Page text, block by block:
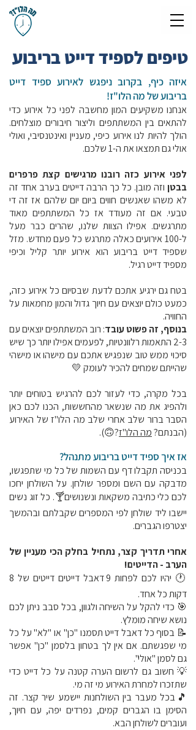
טיפים לספיד דייט בריבוע
איזה כיף, בקרוב ניפגש לאירוע ספיד דייט
בריבועשל מה הלו"ז!
אנחנו משקיעים המון מחשבה לפני כל אירוע כדי
להתאים בין המשתתפים וליצור חיבורים מוצלחים.
הולך להיות לנו אירוע כיפי, מעניין ואינטנסיבי, ואולי
אולי גם תמצאו את ה-1 שלכם.​
לפני אירוע כזה רובנו מרגישים קצת פרפרים
בבטן וזה מובן. כל כך הרבה דייטים בערב אחד זה
לא משהו שאנשים חווים ביום יום שלהם אז זה די
טבעי. אם זה מעודד אז כל המשתתפים מאוד
מתרגשים. אפילו הצוות שלנו, שהרים כבר מעל
ל-100 אירועים כאלה מתרגש כל פעם מחדש. מזל
שספיד דייט בריבוע הוא אירוע יותר קליל וכיפי
מספיד דייט רגיל.
בטח גם ירגיע אתכם לדעת שבסיום כל אירוע כזה,
כמעט כולם יוצאים עם חיוך גדול והמון מחמאות על
החוויה.
בנוסף, זה פשוט עובד: רוב המשתתפים יוצאים עם
2-3 התאמות רלוונטיות, לפעמים אפילו יותר כך שיש
סיכוי ממש טוב שנפגיש אתכם עם מישהו או מישהי
שהייתם שמחים להכיר לעומק 💛
בכל מקרה, כדי לעזור לכם להרגיש בטוחים יותר
ולהפיג את מה שנשאר מהחששות, הכנו לכם כאן
הסבר ברור שלב אחרי שלב מה הלו"ז של האירוע
(הבנתם?מה הלו"ז?🙃).
אז איך ספיד דייט בריבוע מתנהל?
בכניסה תקבלו דף עם השמות של כל מי שתפגשו,
מדבקה עם השם ומספר שולחן. על השולחן יחכו
לכם כלי כתיבה משקאות ונשנושים🍸. כל זוג נשים
יישבו ליד שולחן לפי המספרים שקבלתם ובהמשך
יצטרפו הגברים.
אחרי תדריך קצר, נתחיל בחלק הכי מעניין של
הערב - הדייטים!
🕐 יהיו לכם לפחות 9 דאבל דייטים דייטים של 8
דקות כל אחד.
🎯 כדי להקל על השיחה ולגוון, בכל סבב ניתן לכם
נושא שיחה מומלץ.
📝 בסוף כל דאבל דייט תסמנו "כן" או "לא" על כל
מי שפגשתם. אם אין לך בטחון בלסמן "כן" אפשר
גם לסמן "אולי".
💡 חשוב גם לרשום הערה קטנה על כל דייט כדי
שתזכרו למחרת האירוע מי זה מי.
🎵בכל מעבר בין השולחנות יישמע שיר קצר. זה
הסימן בו הגברים קמים, נפרדים יפה, עם חיוך,
ועוברים לשולחן הבא.